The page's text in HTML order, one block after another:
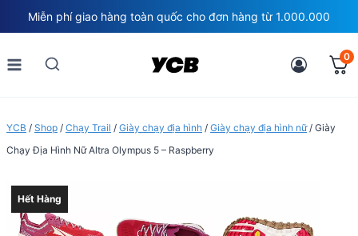
to
content
Miễn phí giao hàng toàn quốc cho đơn hàng từ 1.000.000
0
YCB / Shop / Chạy Trail / Giày chạy địa hình / Giày chạy địa hình nữ/ Giày
Chạy Địa Hình Nữ Altra Olympus 5 – Raspberry
Hết Hàng